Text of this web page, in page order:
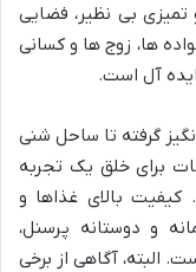
بی نظیر، فضایی
ها، زوج ها و کسانی
آل است.
گرفته تا ساحل شنی
برای خلق یک تجربه
بالای غذاها و
و دوستانه پرسنل،
البته، آگاهی از برخی